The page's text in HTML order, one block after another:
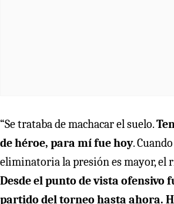
“Se trataba de machacar el suelo.
de héroe, para mí fue hoy.
eliminatoria la presión es mayor, el
Desde el punto de vista ofensivo
partido del torneo hasta ahora.